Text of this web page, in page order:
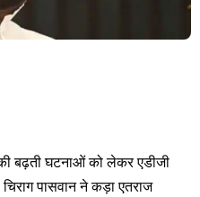
बढ़ती घटनाओं को लेकर एडीजी
पासवान ने कड़ा एतराज